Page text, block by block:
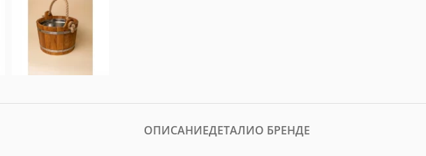
ОПИСАНИЕДЕТАЛИО БРЕНДЕ